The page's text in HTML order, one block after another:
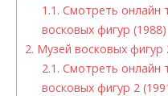
1.1. Смотреть онлайн
восковых фигур (1988)
2. Музей восковых фигур
2.1. Смотреть онлайн
восковых фигур 2